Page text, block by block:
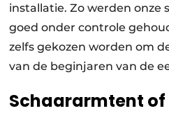
installatie. Zo werden
goed onder controle
zelfs gekozen worden om
van de beginjaren van de
Schaararmtent of